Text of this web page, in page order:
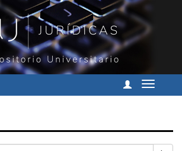
Cambiar